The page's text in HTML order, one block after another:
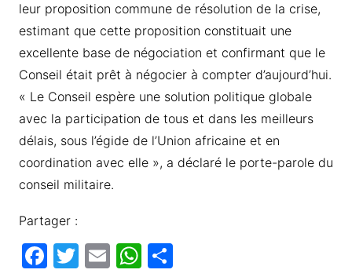
leur proposition commune de résolution de la crise,
estimant que cette proposition constituait une
excellente base de négociation et confirmant que le
Conseil était prêt à négocier à compter d’aujourd’hui.
« Le Conseil espère une solution politique globale
avec la participation de tous et dans les meilleurs
délais, sous l’égide de l’Union africaine et en
coordination avec elle », a déclaré le porte-parole du
conseil militaire.
Partager :
F T E W P